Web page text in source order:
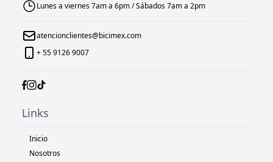
Lunes a viernes 7am a 6pm / Sábados 7am a 2pm
atencionclientes@bicimex.com
+ 55 9126 9007
Links
Inicio
Nosotros